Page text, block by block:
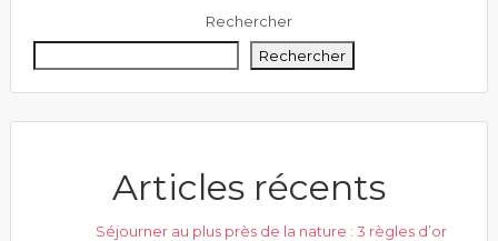
Rechercher
Rechercher
Articles récents
Séjourner au plus près de la nature : 3 règles d’or